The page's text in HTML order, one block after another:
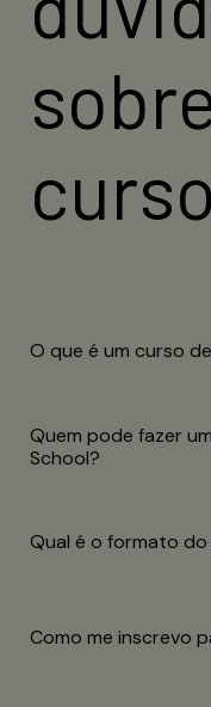
institucional.
INSCREVA-SE
O que é um curso
Quem pode fazer
School?
Qual é o formato
Como me inscrevo